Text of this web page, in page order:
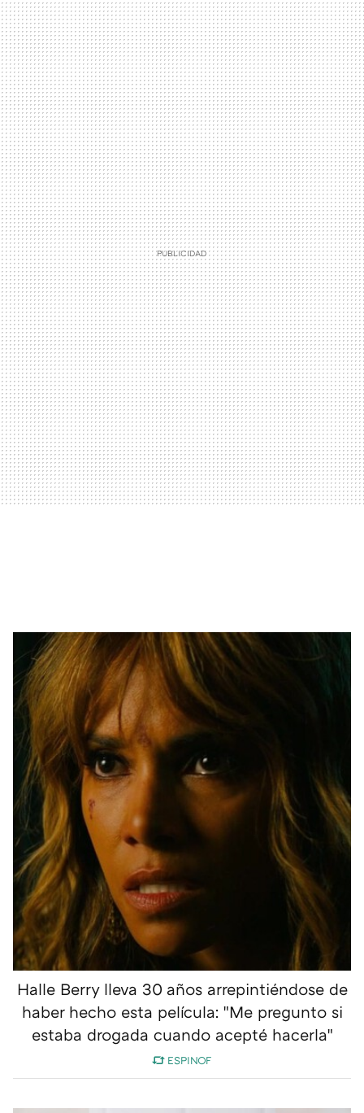
Halle Berry lleva 30 años arrepintiéndose de
haber hecho esta película: "Me pregunto si
estaba drogada cuando acepté hacerla"
ESPINOF